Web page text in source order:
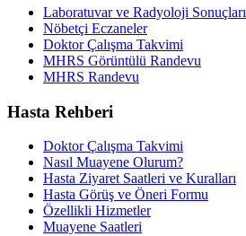
Laboratuvar ve Radyoloji Sonuçları
Nöbetçi Eczaneler
Doktor Çalışma Takvimi
MHRS Görüntülü Randevu
MHRS Randevu
Hasta Rehberi
Doktor Çalışma Takvimi
Nasıl Muayene Olurum?
Hasta Ziyaret Saatleri ve Kuralları
Hasta Görüş ve Öneri Formu
Özellikli Hizmetler
Muayene Saatleri